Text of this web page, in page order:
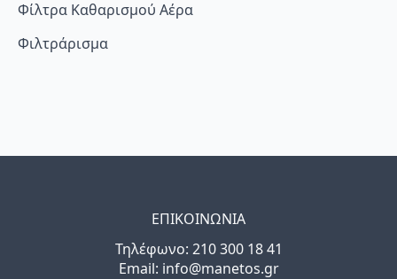
Φίλτρα Καθαρισμού Αέρα
Φιλτράρισμα
ΕΠΙΚΟΙΝΩΝΙΑ
Τηλέφωνo: 210 300 18 41
Email: info@manetos.gr